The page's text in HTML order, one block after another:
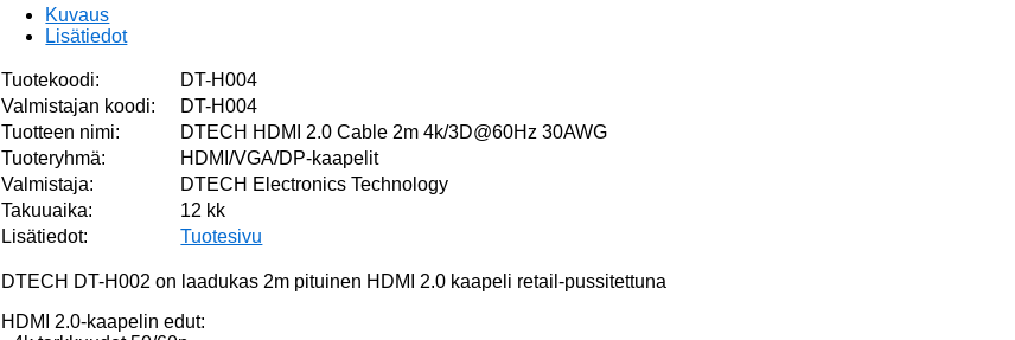
Kuvaus
Lisätiedot
Tuotekoodi:
DT-H004
Valmistajan koodi:
DT-H004
Tuotteen nimi:
DTECH HDMI 2.0 Cable 2m 4k/3D@60Hz 30AWG
Tuoteryhmä:
HDMI/VGA/DP-kaapelit
Valmistaja:
DTECH Electronics Technology
Takuuaika:
12 kk
Lisätiedot:
Tuotesivu
DTECH DT-H002 on laadukas 2m pituinen HDMI 2.0 kaapeli retail-pussitettuna
HDMI 2.0-kaapelin edut: